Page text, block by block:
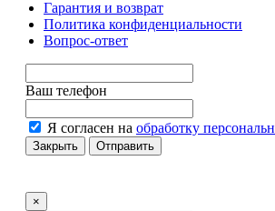
Гарантия и возврат
Политика конфиденциальности
Вопрос-ответ
Ваш телефон
Я согласен на обработку
Закрыть Отправить
×